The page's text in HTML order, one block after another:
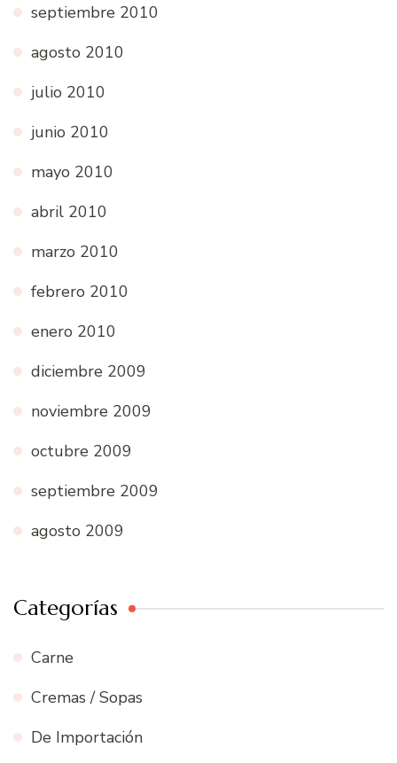
septiembre 2010
agosto 2010
julio 2010
junio 2010
mayo 2010
abril 2010
marzo 2010
febrero 2010
enero 2010
diciembre 2009
noviembre 2009
octubre 2009
septiembre 2009
agosto 2009
Categorías
Carne
Cremas / Sopas
De Importación